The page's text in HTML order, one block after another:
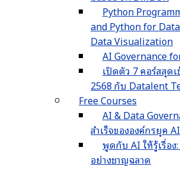
Python
and Python for
Data Visualization
AI Governance
เปิดตัว 7 คอร์สสุด
2568 กับ Datalent
Free Courses
AI & Data
สำเร็จขององค์กรยุค AI
พูดกับ AI ให้รู้เรื่อง
อย่างชาญฉลาด